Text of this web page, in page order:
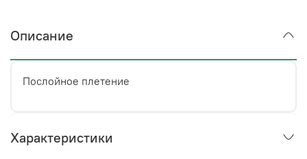
Описание
Послойное плетение
Характеристики